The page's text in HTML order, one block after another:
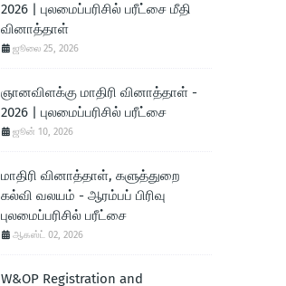
2026 | புலமைப்பரிசில் பரீட்சை மீதி
வினாத்தாள்
ஜூலை 25, 2026
ஞானவிளக்கு மாதிரி வினாத்தாள் -
2026 | புலமைப்பரிசில் பரீட்சை
ஜூன் 10, 2026
மாதிரி வினாத்தாள், களுத்துறை
கல்வி வலயம் - ஆரம்பப் பிரிவு
புலமைப்பரிசில் பரீட்சை
ஆகஸ்ட் 02, 2026
W&OP Registration and